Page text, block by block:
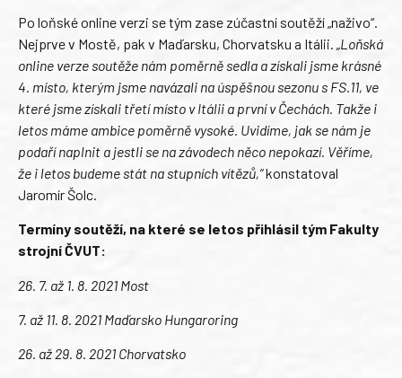
Po loňské online verzi se tým zase zúčastní soutěží „naživo“.
Nejprve v Mostě, pak v Maďarsku, Chorvatsku a Itálii.
„Loňská
online verze soutěže nám poměrně sedla a získali jsme krásné
4. místo, kterým jsme navázali na úspěšnou sezonu s FS.11, ve
které jsme získali třetí místo v Itálii a první v Čechách. Takže i
letos máme ambice poměrně vysoké. Uvidíme, jak se nám je
podaří naplnit a jestli se na závodech něco nepokazí. Věříme,
že i letos budeme stát na stupních vítězů,“konstatoval
Jaromír Šolc.
Termíny soutěží, na které se letos přihlásil tým Fakulty
strojní ČVUT:
26. 7. až 1. 8. 2021 Most
7. až 11. 8. 2021 Maďarsko Hungaroring
26. až 29. 8. 2021 Chorvatsko